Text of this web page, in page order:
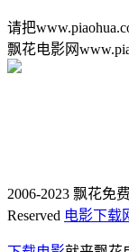
请把
飘花电影网
2006-2023 飘花免费
Reserved 电影下载